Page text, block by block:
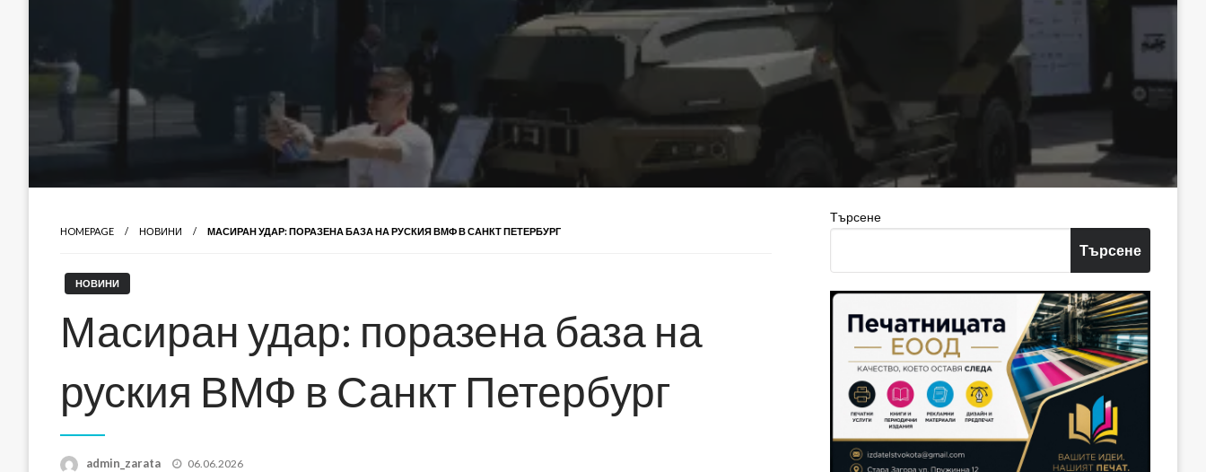
HOMEPAGE НОВИНИ МАСИРАН УДАР: ПОРАЗЕНА БАЗА НА РУСКИЯ ВМФ В САНКТ ПЕТЕРБУРГ
НОВИНИ
Масиран удар: поразена база на
руския ВМФ в Санкт Петербург
admin_zarata
Posted
06.06.2026
Търсене
Търсене